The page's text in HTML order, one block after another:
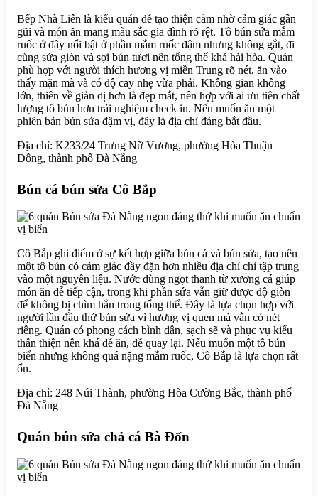
Bếp Nhà Liên là kiểu quán dễ tạo thiện cảm nhờ cảm giác gần
gũi và món ăn mang màu sắc gia đình rõ rệt. Tô bún sứa mắm
ruốc ở đây nổi bật ở phần mắm ruốc đậm nhưng không gắt, đi
cùng sứa giòn và sợi bún tươi nên tổng thể khá hài hòa. Quán
phù hợp với người thích hương vị miền Trung rõ nét, ăn vào
thấy mặn mà và có độ cay nhẹ vừa phải. Không gian không
lớn, thiên về giản dị hơn là đẹp mắt, nên hợp với ai ưu tiên chất
lượng tô bún hơn trải nghiệm check in. Nếu muốn ăn một
phiên bản bún sứa đậm vị, đây là địa chỉ đáng bắt đầu.
Địa chỉ: K233/24 Trưng Nữ Vương, phường Hòa Thuận
Đông, thành phố Đà Nẵng
Bún cá bún sứa Cô Bắp
Cô Bắp ghi điểm ở sự kết hợp giữa bún cá và bún sứa, tạo nên
một tô bún có cảm giác đầy đặn hơn nhiều địa chỉ chỉ tập trung
vào một nguyên liệu. Nước dùng ngọt thanh từ xương cá giúp
món ăn dễ tiếp cận, trong khi phần sứa vẫn giữ được độ giòn
để không bị chìm hẳn trong tổng thể. Đây là lựa chọn hợp với
người lần đầu thử bún sứa vì hương vị quen mà vẫn có nét
riêng. Quán có phong cách bình dân, sạch sẽ và phục vụ kiểu
thân thiện nên khá dễ ăn, dễ quay lại. Nếu muốn một tô bún
biển nhưng không quá nặng mắm ruốc, Cô Bắp là lựa chọn rất
ổn.
Địa chỉ: 248 Núi Thành, phường Hòa Cường Bắc, thành phố
Đà Nẵng
Quán bún sứa chả cá Bà Đốn